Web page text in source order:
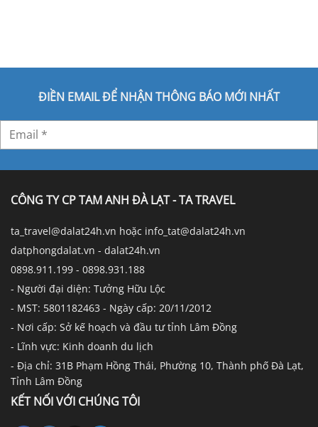
ĐIỀN EMAIL ĐỂ NHẬN THÔNG BÁO MỚI NHẤT
CÔNG TY CP TAM ANH ĐÀ LẠT - TA TRAVEL
ta_travel@dalat24h.vn hoặc info_tat@dalat24h.vn
datphongdalat.vn - dalat24h.vn
0898.911.199 - 0898.931.188
- Người đại diện: Tưởng Hữu Lộc
- MST: 5801182463 - Ngày cấp: 20/11/2012
- Nơi cấp: Sở kế hoạch và đầu tư tỉnh Lâm Đồng
- Lĩnh vực: Kinh doanh du lịch
- Địa chỉ: 31B Phạm Hồng Thái, Phường 10, Thành phố Đà Lạt,
Tỉnh Lâm Đồng
KẾT NỐI VỚI CHÚNG TÔI